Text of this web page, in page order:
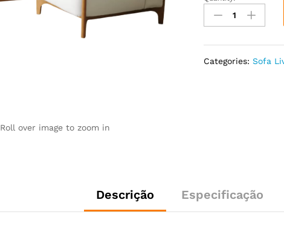
Roll over image to zoom in
Categories:Sofa
Descrição Especificação